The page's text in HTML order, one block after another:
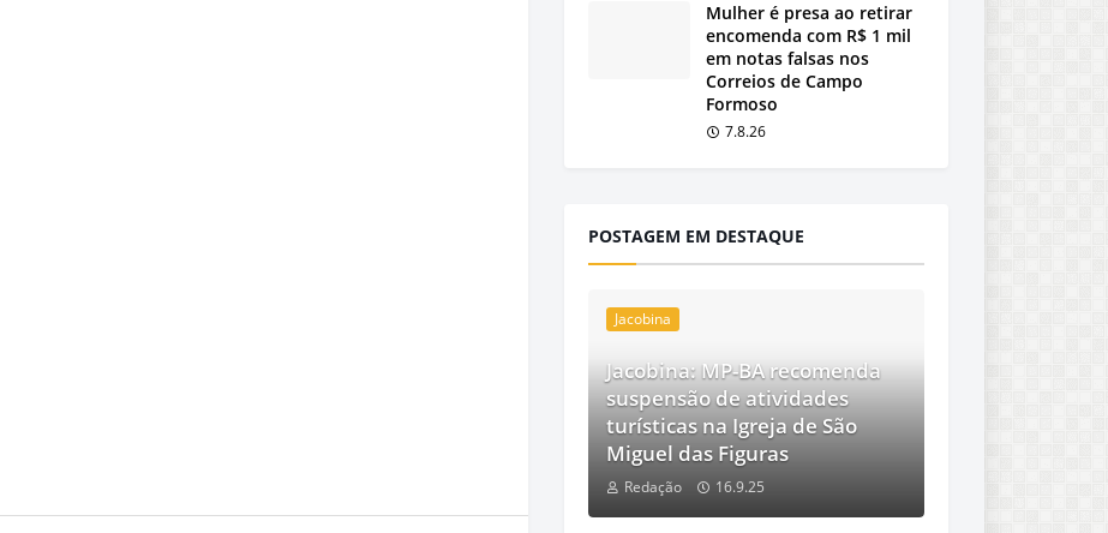
Mulher é presa ao retirar
encomenda com R$ 1 mil
em notas falsas nos
Correios de Campo
Formoso
7.8.26
POSTAGEM EM DESTAQUE
Jacobina
Jacobina: MP-BA recomenda
suspensão de atividades
turísticas na Igreja de São
Miguel das Figuras
Redação 16.9.25